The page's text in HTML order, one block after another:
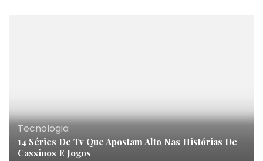
Tecnologia
14 Séries De Tv Que Apostam Alto Nas Histórias De
Cassinos E Jogos